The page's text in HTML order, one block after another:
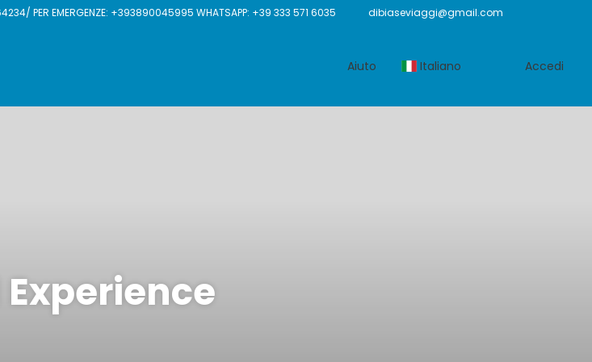
PER EMERGENZE: +393890045995 WHATSAPP: +39 333 571 6035 dibiaseviaggi@gmail.com
Aiuto Italiano Accedi